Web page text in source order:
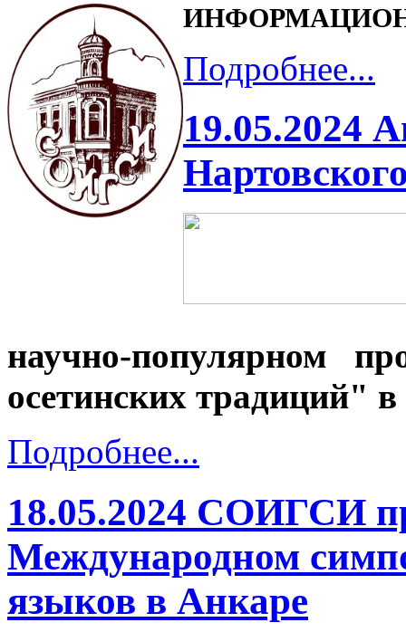
Подробнее...
19.05.2024
научно-популярном
осетинских традиций" в
Подробнее...
18.05.2024 СОИГСИ
Международном
языков в Анкаре